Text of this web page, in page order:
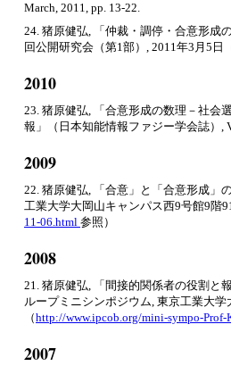
March, 2011, pp. 13-22.
24. 猪原健弘, 「仲裁・調停・合意形成
回公開研究会（第1部）, 2011年3月5日
2010
23. 猪原健弘, 「合意形成の数理－社会
報」（日本知能情報ファジー学会誌）,
2009
22. 猪原健弘, 「合意」と「合意形成」
工業大学大岡山キャンパス西9号館9階
11-06.html 参照）
2008
21. 猪原健弘, 「間接的関係者の役割と
ループミニシンポジウム, 東京工業大学
（http://www.ipcob.org/mini-sympo-Prof-
2007